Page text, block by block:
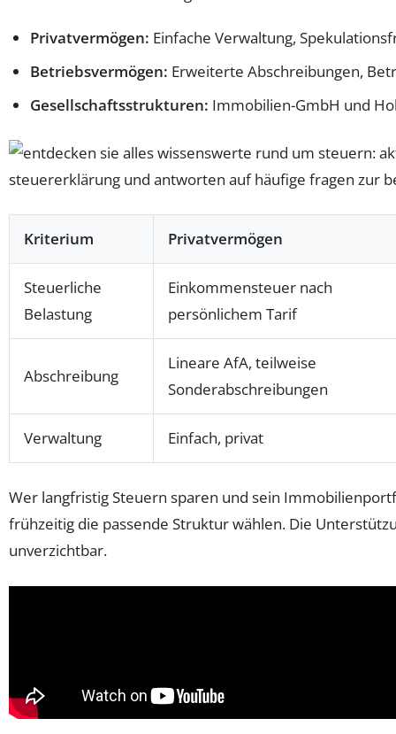
Privatvermögen: Einfache Verwaltung,
Betriebsvermögen: Erweiterte Abschreibungen,
Gesellschaftsstrukturen: Immobilien-GmbH und
Kriterium Privatvermögen
Steuerliche
Belastung
Einkommensteuer nach
persönlichem Tarif
Abschreibung
Lineare AfA, teilweise
Sonderabschreibungen
Verwaltung Einfach, privat
Wer langfristig Steuern sparen und sein
frühzeitig die passende Struktur wählen. Die
unverzichtbar.